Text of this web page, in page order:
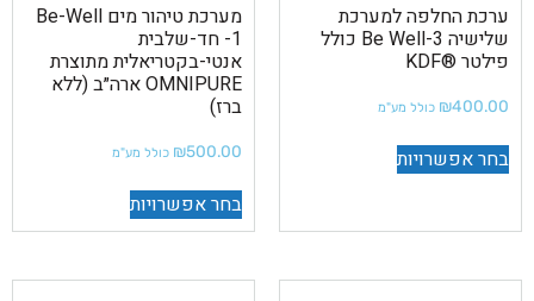
ערכת החלפה למערכת
שלישיה Be Well-3 כולל
פילטר ®KDF
₪400.00 כולל מע"מ
בחר אפשרויות
מערכת טיהור מים Be-Well
-1 חד-שלבית
אנטי-בקטריאלית מתוצרת
OMNIPURE ארה״ב (ללא
ברז)
₪500.00 כולל מע"מ
בחר אפשרויות